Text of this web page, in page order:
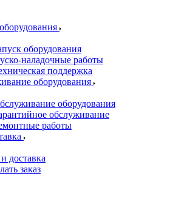
оборудования
наладочные работы
поддержка
оборудования
оборудования
обслуживание
работы
доставка
заказ